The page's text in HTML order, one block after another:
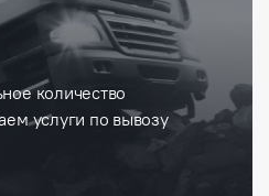
количество
услуги по вывозу